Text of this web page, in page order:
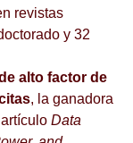
revistas
y 32
alto factor de
, la ganadora
Data